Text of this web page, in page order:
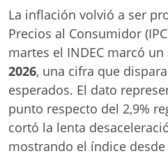
La inflación volvió a ser
Precios al Consumidor
martes el INDEC marcó un
2026, una cifra que
esperados. El dato
punto respecto del 2,9%
cortó la lenta
mostrando el índice